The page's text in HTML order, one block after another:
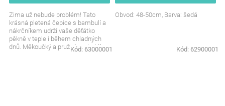
Zima už nebude problém! Tato
krásná pletená čepice s bambulí a
nákrčníkem udrží vaše děťátko
pěkně v teple i během chladných
dnů. Měkoučký a pružný materiál se
Kód: 63000001
Obvod: 48-50cm, Barva: šedá
Kód: 62900001